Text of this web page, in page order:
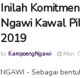
Inilah
Ngawi Kawal
2019
by KampoengNgawi Mon,
NGAWI - Sebagai